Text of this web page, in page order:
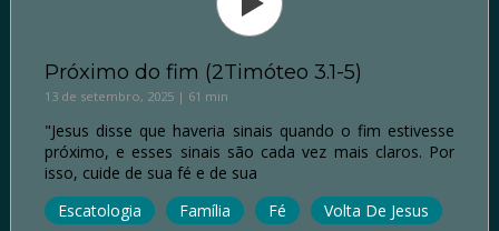
Próximo do fim (2Timóteo 3.1-5)
13 de setembro, 2025 | 61 min
"Jesus disse que haveria sinais quando o fim estivesse
próximo, e esses sinais são cada vez mais claros. Por
isso, cuide de sua fé e de sua
Escatologia
Família Fé Volta De Jesus